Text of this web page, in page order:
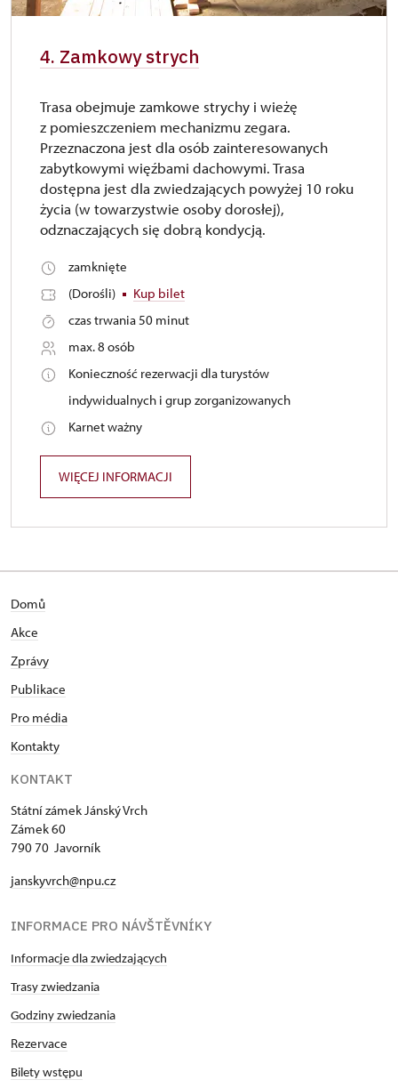
4. Zamkowy strych
Trasa obejmuje zamkowe strychy i wieżę
z pomieszczeniem mechanizmu zegara.
Przeznaczona jest dla osób zainteresowanych
zabytkowymi więźbami dachowymi. Trasa
dostępna jest dla zwiedzających powyżej 10 roku
życia (w towarzystwie osoby dorosłej),
odznaczających się dobrą kondycją.
zamknięte
(Dorośli)
Kup bilet
czas trwania 50 minut
max. 8 osób
Konieczność rezerwacji dla turystów
indywidualnych i grup zorganizowanych
Karnet ważny
WIĘCEJ INFORMACJI
Domů
Akce
Zprávy
Publikace
Pro média
Kontakty
KONTAKT
Státní zámek Jánský Vrch
Zámek 60
790 70 Javorník
janskyvrch@npu.cz
INFORMACE PRO NÁVŠTĚVNÍKY
Informacje dla zwiedzających
Trasy zwiedzania
Godziny zwiedzania
Rezervace
Bilety wstępu